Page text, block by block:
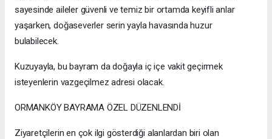
sayesinde aileler güvenli ve temiz bir ortamda keyifli anlar
yaşarken, doğaseverler serin yayla havasında huzur
bulabilecek.
Kuzuyayla, bu bayram da doğayla iç içe vakit geçirmek
isteyenlerin vazgeçilmez adresi olacak.
ORMANKÖY BAYRAMA ÖZEL DÜZENLENDİ
Ziyaretçilerin en çok ilgi gösterdiği alanlardan biri olan